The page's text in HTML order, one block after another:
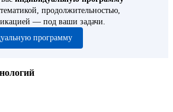
продолжительностью,
— под ваши задачи.
программу